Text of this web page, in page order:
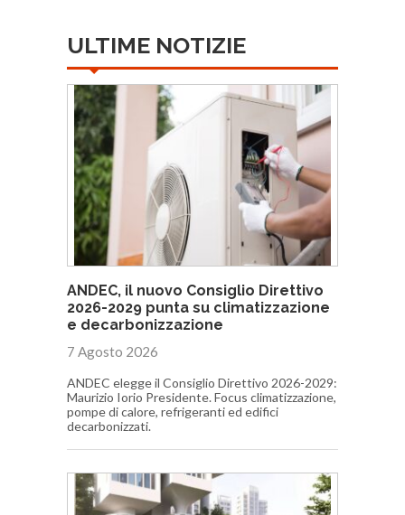
ULTIME NOTIZIE
ANDEC, il nuovo Consiglio Direttivo
2026-2029 punta su climatizzazione
e decarbonizzazione
7 Agosto 2026
ANDEC elegge il Consiglio Direttivo 2026-2029:
Maurizio Iorio Presidente. Focus climatizzazione,
pompe di calore, refrigeranti ed edifici
decarbonizzati.